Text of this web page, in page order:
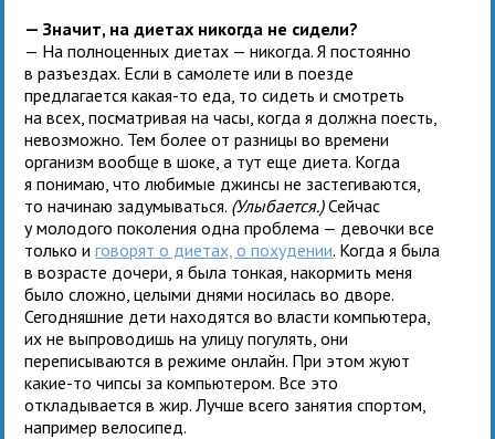
— Значит, на диетах никогда не сидели?
— На полноценных диетах — никогда. Я постоянно
в разъездах. Если в самолете или в поезде
предлагается какая-то еда, то сидеть и смотреть
на всех, посматривая на часы, когда я должна поесть,
невозможно. Тем более от разницы во времени
организм вообще в шоке, а тут еще диета. Когда
я понимаю, что любимые джинсы не застегиваются,
то начинаю задумываться. (Улыбается.)Сейчас
у молодого поколения одна проблема — девочки все
только иговорят о диетах, о похудении. Когда я была
в возрасте дочери, я была тонкая, накормить меня
было сложно, целыми днями носилась во дворе.
Сегодняшние дети находятся во власти компьютера,
их не выпроводишь на улицу погулять, они
переписываются в режиме онлайн. При этом жуют
какие-то чипсы за компьютером. Все это
откладывается в жир. Лучше всего занятия спортом,
например велосипед.